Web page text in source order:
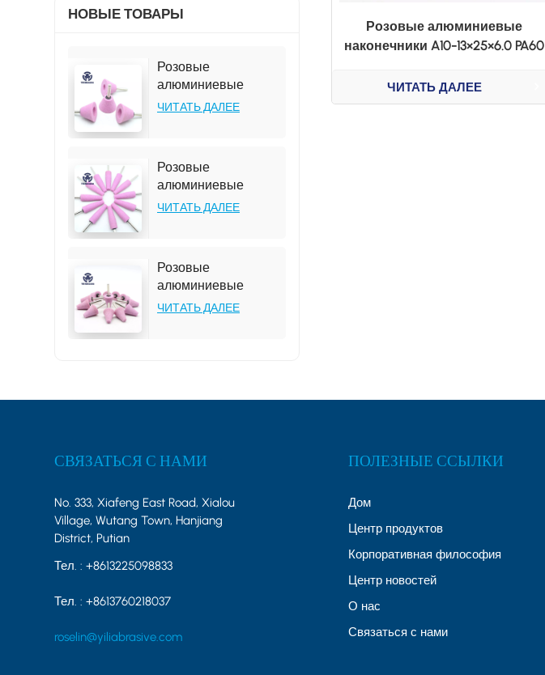
НОВЫЕ ТОВАРЫ
Розовые
алюминиевые
наконечники A31-35,
ЧИТАТЬ ДАЛЕЕ
Розовые
алюминиевые
наконечники A1-
ЧИТАТЬ ДАЛЕЕ
Розовые
алюминиевые
наконечники A2-
ЧИТАТЬ ДАЛЕЕ
Розовые алюминиевые
наконечники A10-13×25×6.0 PA60
ЧИТАТЬ ДАЛЕЕ
СВЯЗАТЬСЯ С НАМИ
No. 333, Xiafeng East Road, Xialou
Village, Wutang Town, Hanjiang
District, Putian
Тел. :+8613225098833
Тел. :+8613760218037
roselin@yiliabrasive.com
ПОЛЕЗНЫЕ ССЫЛКИ
Дом
Центр продуктов
Корпоративная философия
Центр новостей
О нас
Связаться с нами